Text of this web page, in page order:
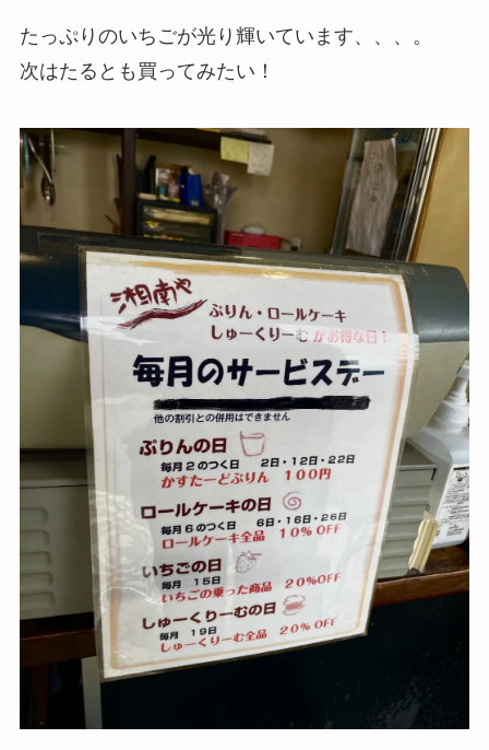
たっぷりのいちごが光り輝いています、、、。
次はたるとも買ってみたい！